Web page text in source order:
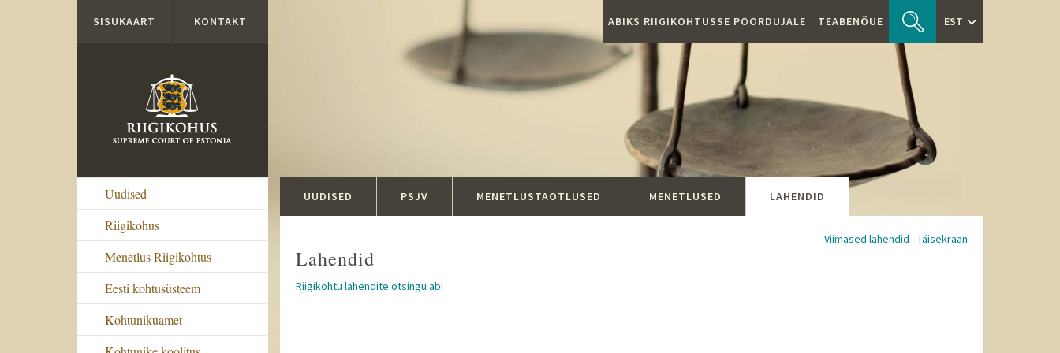
ABIKS RIIGIKOHTUSSE PÖÖRDUJALE TEABENÕUE EST
SISUKAART KONTAKT
Uudised
Riigikohus
Menetlus Riigikohtus
Eesti kohtusüsteem
Kohtunikuamet
UUDISED PSJV MENETLUSTAOTLUSED MENETLUSED LAHENDID
Viimased lahendid Täisekraan
Lahendid
Riigikohtu lahendite otsingu abi